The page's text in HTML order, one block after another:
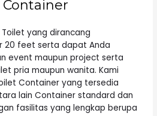
yang dirancang
20 feet serta dapat Anda
event maupun project serta
pria maupun wanita. Kami
Container yang tersedia
lain Container standard dan
fasilitas yang lengkap berupa